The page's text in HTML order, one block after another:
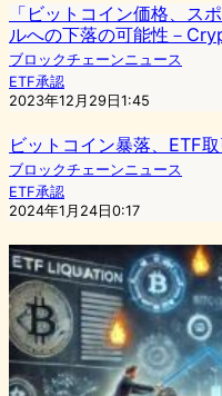
「ビットコイン価格、ス
ルへの下落の可能性－
ブロックチェーンニュース
ETF承認
2023年12月29日1:45
ビットコイン暴落、ETF
ブロックチェーンニュース
ETF承認
2024年1月24日0:17